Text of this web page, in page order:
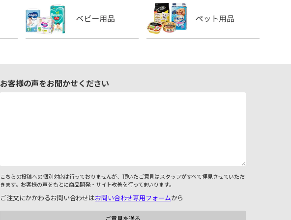
お客様の声をお聞かせください
こちらの投稿への個別対応は行っておりませんが、頂いたご意見はスタッフがすべて拝見させていただ
きます。お客様の声をもとに商品開発・サイト改善を行ってまいります。
ご注文にかかわるお問い合わせはお問い合わせ専用フォームから